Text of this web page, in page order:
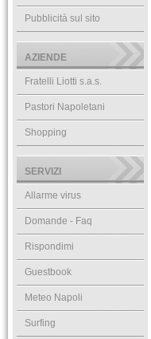
Pubblicità sul sito
AZIENDE
Fratelli Liotti s.a.s.
Pastori Napoletani
Shopping
SERVIZI
Allarme virus
Domande - Faq
Rispondimi
Guestbook
Meteo Napoli
Surfing